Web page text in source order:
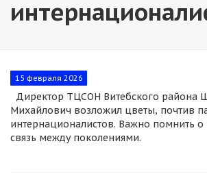
15 февраля 2026
Директор ТЦСОН Витебского района
Михайлович возложил цветы, почтив
интернационалистов. Важно помнить о
связь между поколениями.